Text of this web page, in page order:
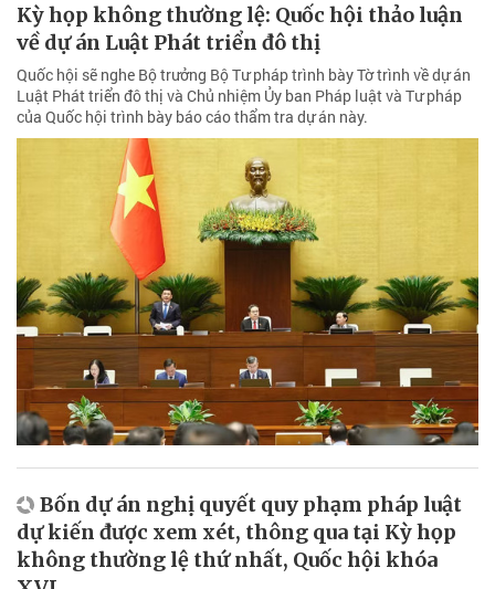
Kỳ họp không thường lệ: Quốc hội thảo luận
về dự án Luật Phát triển đô thị
Quốc hội sẽ nghe Bộ trưởng Bộ Tư pháp trình bày Tờ trình về dự án
Luật Phát triển đô thị và Chủ nhiệm Ủy ban Pháp luật và Tư pháp
của Quốc hội trình bày báo cáo thẩm tra dự án này.
Bốn dự án nghị quyết quy phạm pháp luật
dự kiến được xem xét, thông qua tại Kỳ họp
không thường lệ thứ nhất, Quốc hội khóa